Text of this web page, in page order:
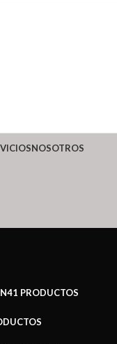
NOSOTROS
41 PRODUCTOS